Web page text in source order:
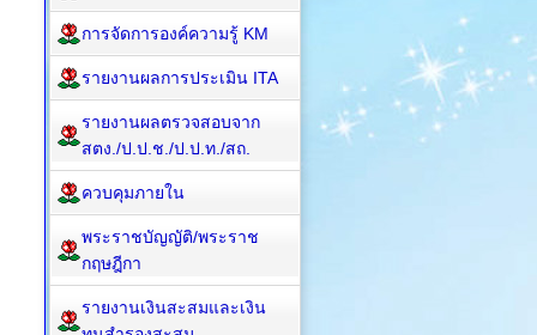
การจัดการองค์ความรู้ KM
รายงานผลการประเมิน ITA
รายงานผลตรวจสอบจาก
สตง./ป.ป.ช./ป.ป.ท./สถ.
ควบคุมภายใน
พระราชบัญญัติ/พระราช
กฤษฎีกา
รายงานเงินสะสมและเงิน